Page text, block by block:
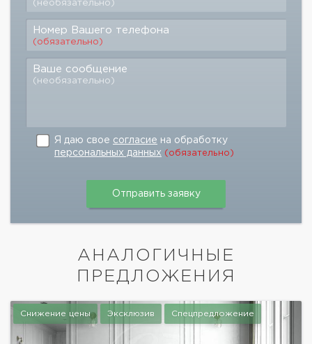
(необязательно)
Номер Вашего телефона
(обязательно)
Ваше сообщение
(необязательно)
Я даю свое согласие на обработку
персональных данных (обязательно)
АНАЛОГИЧНЫЕ
ПРЕДЛОЖЕНИЯ
Снижение цены Эксклюзив Спецпредложение